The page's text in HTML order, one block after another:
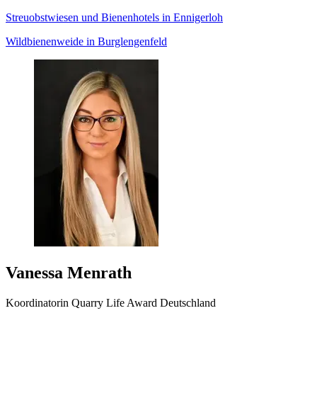
Streuobstwiesen und Bienenhotels in Ennigerloh
Wildbienenweide in Burglengenfeld
Vanessa Menrath
Koordinatorin Quarry Life Award Deutschland